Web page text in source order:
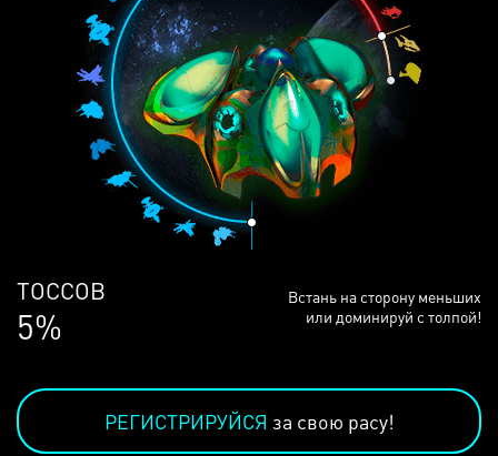
ЛЮДЕЙ
68%
Встань на сторону меньших
или доминируй с толпой!
РЕГИСТРИРУЙСЯ за свою расу!